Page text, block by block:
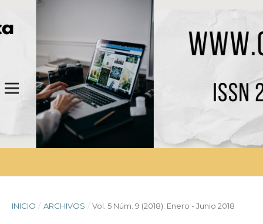
INICIO / ARCHIVOS / Vol. 5 Núm. 9 (2018): Enero - Junio 2018